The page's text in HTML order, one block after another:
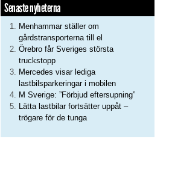
Senaste nyheterna
Menhammar ställer om
gårdstransporterna till el
Örebro får Sveriges största
truckstopp
Mercedes visar lediga
lastbilsparkeringar i mobilen
M Sverige: ”Förbjud eftersupning”
Lätta lastbilar fortsätter uppåt –
trögare för de tunga